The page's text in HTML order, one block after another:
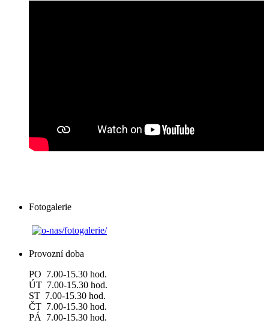
Fotogalerie
Provozní doba
PO 7.00-15.30 hod.
ÚT 7.00-15.30 hod.
ST 7.00-15.30 hod.
ČT 7.00-15.30 hod.
PÁ 7.00-15.30 hod.